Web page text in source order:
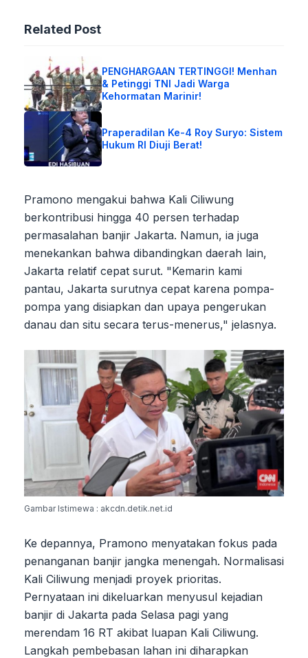
Related Post
PENGHARGAAN TERTINGGI! Menhan
& Petinggi TNI Jadi Warga
Kehormatan Marinir!
Praperadilan Ke-4 Roy Suryo: Sistem
Hukum RI Diuji Berat!
Pramono mengakui bahwa Kali Ciliwung
berkontribusi hingga 40 persen terhadap
permasalahan banjir Jakarta. Namun, ia juga
menekankan bahwa dibandingkan daerah lain,
Jakarta relatif cepat surut. "Kemarin kami
pantau, Jakarta surutnya cepat karena pompa-
pompa yang disiapkan dan upaya pengerukan
danau dan situ secara terus-menerus," jelasnya.
Gambar Istimewa : akcdn.detik.net.id
Ke depannya, Pramono menyatakan fokus pada
penanganan banjir jangka menengah. Normalisasi
Kali Ciliwung menjadi proyek prioritas.
Pernyataan ini dikeluarkan menyusul kejadian
banjir di Jakarta pada Selasa pagi yang
merendam 16 RT akibat luapan Kali Ciliwung.
Langkah pembebasan lahan ini diharapkan